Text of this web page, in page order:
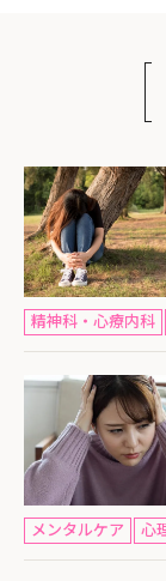
精神科・心療内科
メンタルケア 心